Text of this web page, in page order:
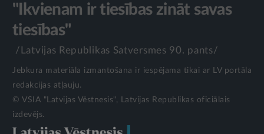
"Ikvienam ir tiesības zināt savas
tiesības"
/Latvijas Republikas Satversmes 90. pants/
Jebkura materiāla izmantošana ir iespējama tikai ar LV portāla
redakcijas atļauju.
© VSIA "Latvijas Vēstnesis", Latvijas Republikas oficiālais
izdevējs.